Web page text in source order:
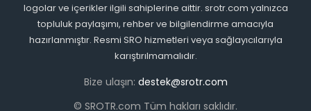
logolar ve içerikler ilgili sahiplerine aittir. srotr.com yalnızca
topluluk paylaşımı, rehber ve bilgilendirme amacıyla
hazırlanmıştır. Resmi SRO hizmetleri veya sağlayıcılarıyla
karıştırılmamalıdır.
Bize ulaşın: destek@srotr.com
© SROTR.com Tüm hakları saklıdır.